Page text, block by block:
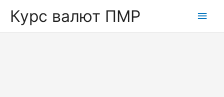
Курс валют ПМР